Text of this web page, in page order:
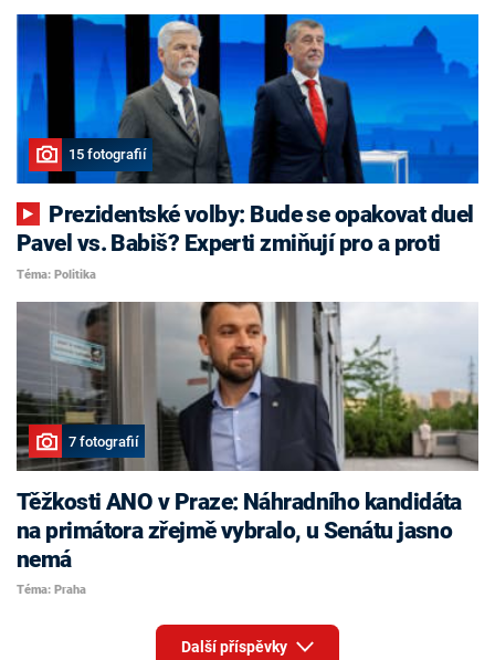
15 fotografií
Pavel vs. Babiš? Experti zmiňují pro a proti
Téma: Politika
7 fotografií
Těžkosti ANO v Praze: Náhradního kandidáta
na primátora zřejmě vybralo, u Senátu jasno
nemá
Téma: Praha
Další příspěvky